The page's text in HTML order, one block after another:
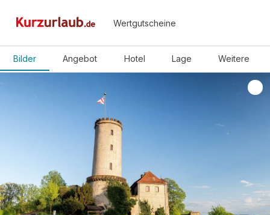
Wertgutscheine
Bilder Angebot Hotel Lage Weitere